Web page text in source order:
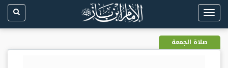
Toggle
navigation
صلاة الجمعة